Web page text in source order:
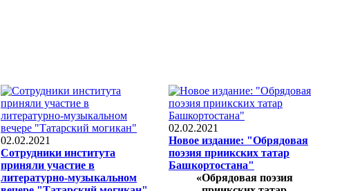
02.02.2021
Сотрудники института
приняли участие в
литературно-музыкальном
02.02.2021
Новое издание: "Обрядовая
поэзия приикских татар
Башкортостана"
«Обрядовая поэзия